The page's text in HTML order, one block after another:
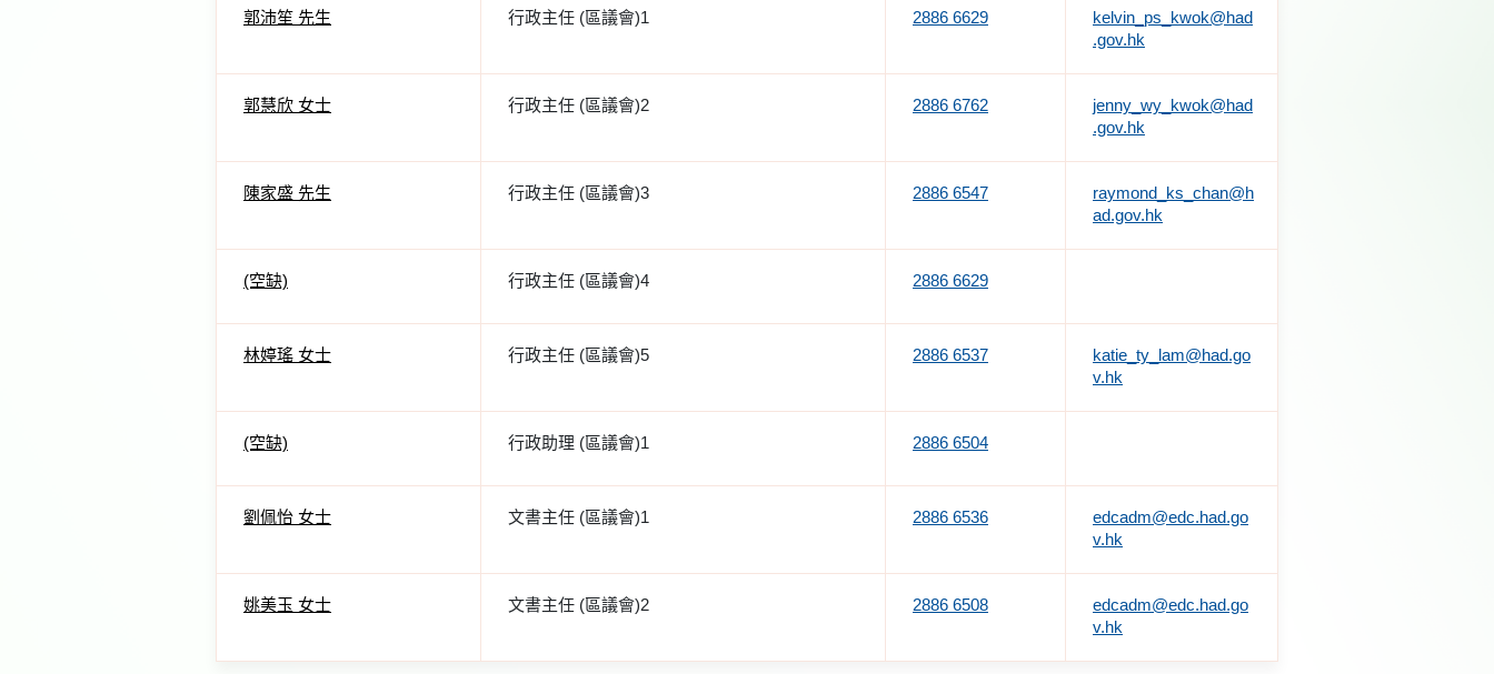
郭沛笙 先生 行政主任 (區議會)1 2886 6629
kelvin_ps_kwok@had
.gov.hk
郭慧欣 女士 行政主任 (區議會)2 2886 6762
jenny_wy_kwok@had
.gov.hk
陳家盛 先生 行政主任 (區議會)3 2886 6547
raymond_ks_chan@h
ad.gov.hk
(空缺) 行政主任 (區議會)4 2886 6629
林婷瑤 女士 行政主任 (區議會)5 2886 6537
katie_ty_lam@had.go
v.hk
(空缺) 行政助理 (區議會)1 2886 6504
劉佩怡 女士 文書主任 (區議會)1 2886 6536
edcadm@edc.had.go
v.hk
姚美玉 女士 文書主任 (區議會)2 2886 6508
edcadm@edc.had.go
v.hk